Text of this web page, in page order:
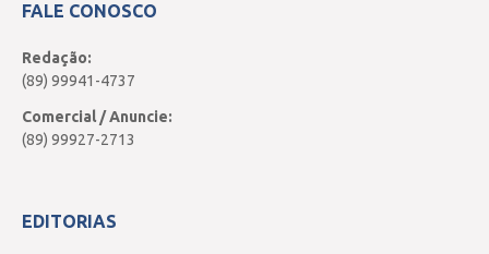
FALE CONOSCO
Redação:
(89) 99941-4737
Comercial / Anuncie:
(89) 99927-2713
EDITORIAS